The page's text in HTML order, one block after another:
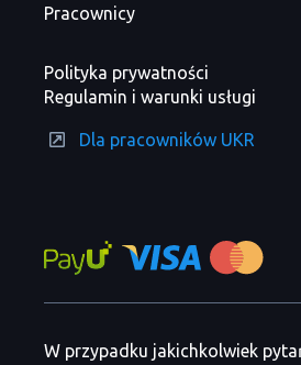
Pracownicy
Polityka prywatności
Regulamin i warunki usługi
Dla pracowników UKR
W przypadku jakichkolwiek